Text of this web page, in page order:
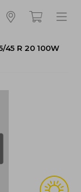
45 R 20 100W